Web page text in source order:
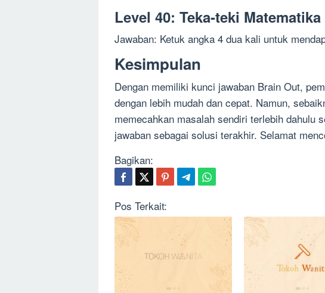
Level 40: Teka-teki Matematika
Jawaban: Ketuk angka 4 dua kali untuk
Kesimpulan
Dengan memiliki kunci jawaban Brain Out,
dengan lebih mudah dan cepat. Namun,
memecahkan masalah sendiri terlebih dahulu
jawaban sebagai solusi terakhir. Selamat
Bagikan:
Pos Terkait: